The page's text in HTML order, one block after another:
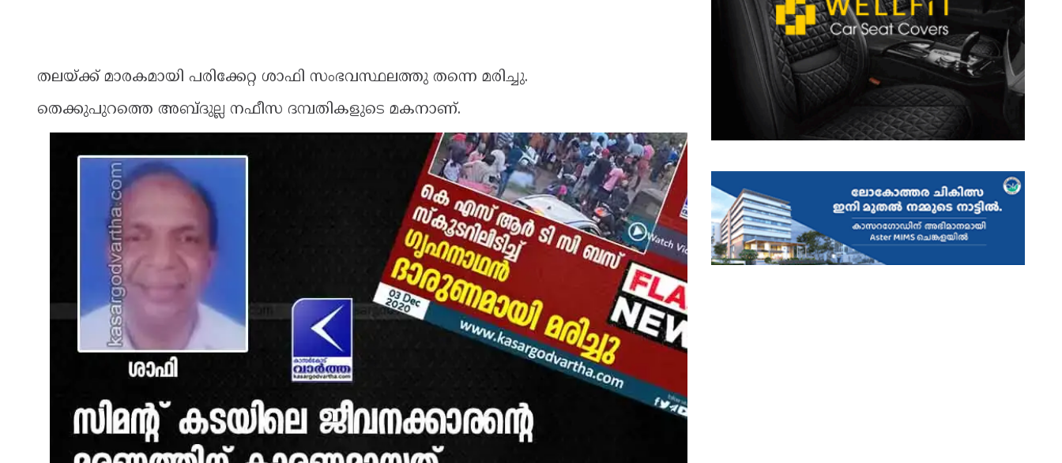
തലയ്ക്ക് മാരകമായി പരിക്കേറ്റ ശാഫി സംഭവസ്ഥലത്തു തന്നെ മരിച്ചു.
തെക്കുപുറത്തെ അബ്ദുല്ല നഫീസ ദമ്പതികളുടെ മകനാണ്.